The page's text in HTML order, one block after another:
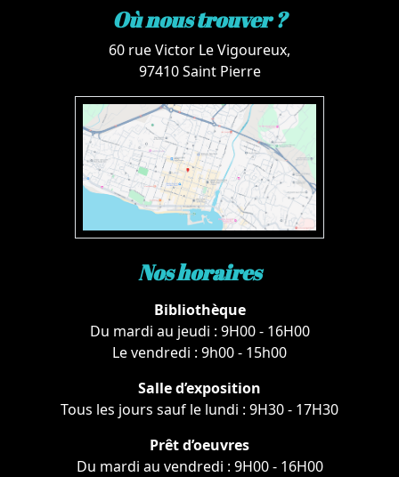
Où nous trouver ?
60 rue Victor Le Vigoureux,
97410 Saint Pierre
Nos horaires
Bibliothèque
Du mardi au jeudi : 9H00 - 16H00
Le vendredi : 9h00 - 15h00
Salle d’exposition
Tous les jours sauf le lundi : 9H30 - 17H30
Prêt d’oeuvres
Du mardi au vendredi : 9H00 - 16H00